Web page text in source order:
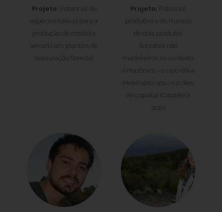
Projeto: Potencial de
espécies nativas para a
produção de madeira
serrada em plantios de
restauração florestal
Projeto: Potencial
produtivo e de manejo
de dois produtos
florestais não
madeireiros no contexto
Amazônico - o cipó-titica
(Heteropsis spp.) e o óleo
de copaíba (Copaifera
spp.)